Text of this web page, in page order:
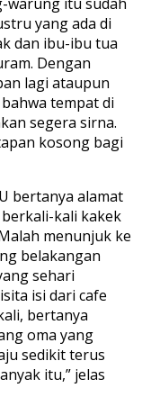
yang ada di
dan ibu-ibu tua
Dengan
lagi ataupun
tempat di
segera sirna.
kosong bagi
bertanya alamat
kali kakek
menunjuk ke
belakangan
sehari
isi dari cafe
bertanya
oma yang
sedikit terus
itu,” jelas